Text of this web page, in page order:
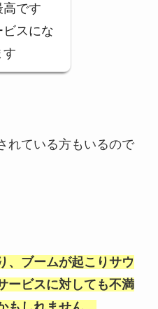
です
スにな
す
れている方もいるので
、ブームが起こりサウ
ービスに対しても不満